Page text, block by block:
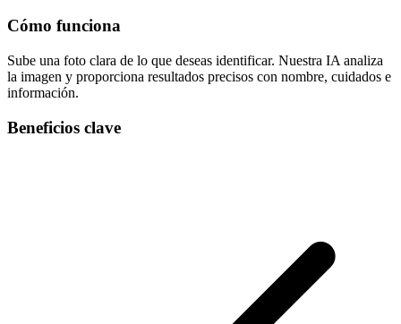
Cómo funciona
Sube una foto clara de lo que deseas identificar. Nuestra IA analiza
la imagen y proporciona resultados precisos con nombre, cuidados e
información.
Beneficios clave